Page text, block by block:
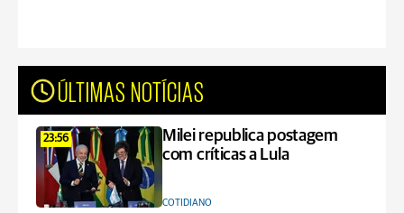
ÚLTIMAS NOTÍCIAS
23:56
Milei republica postagem
com críticas a Lula
COTIDIANO